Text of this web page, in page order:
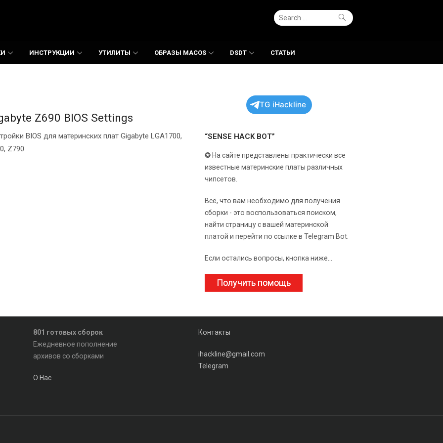
Search
for:
Search
ИНСТРУКЦИИ УТИЛИТЫ ОБРАЗЫ MACOS DSDT СТАТЬИ
Z690 BIOS Settings
BIOS для материнских плат Gigabyte LGA1700,
Z790
TG iHackline
“SENSE HACK BOT”
✪ На сайте представлены практически все
известные материнские платы различных
чипсетов.
Всё, что вам необходимо для получения
сборки - это воспользоваться поиском,
найти страницу с вашей материнской
платой и перейти по ссылке в Telegram Bot.
Если остались вопросы, кнопка ниже...
Получить помощь
801 готовых сборок
Ежедневное пополнение
архивов со сборками
О Нас
Контакты
ihackline@gmail.com
Telegram